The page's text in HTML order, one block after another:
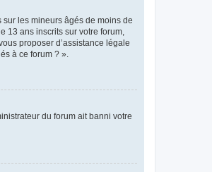
les mineurs âgés de moins de
13 ans inscrits sur votre forum,
proposer d’assistance légale
à ce forum ? ».
du forum ait banni votre